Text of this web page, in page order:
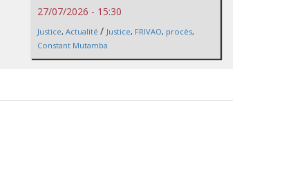
27/07/2026 - 15:30
Justice, Actualité / Justice, FRIVAO, procès,
Constant Mutamba